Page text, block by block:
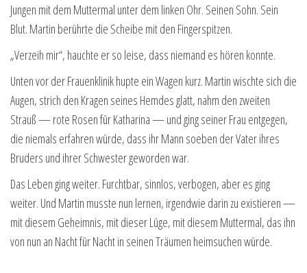
Jungen mit dem Muttermal unter dem linken Ohr. Seinen Sohn. Sein
Blut. Martin berührte die Scheibe mit den Fingerspitzen.
„Verzeih mir“, hauchte er so leise, dass niemand es hören konnte.
Unten vor der Frauenklinik hupte ein Wagen kurz. Martin wischte sich die
Augen, strich den Kragen seines Hemdes glatt, nahm den zweiten
Strauß — rote Rosen für Katharina — und ging seiner Frau entgegen,
die niemals erfahren würde, dass ihr Mann soeben der Vater ihres
Bruders und ihrer Schwester geworden war.
Das Leben ging weiter. Furchtbar, sinnlos, verbogen, aber es ging
weiter. Und Martin musste nun lernen, irgendwie darin zu existieren —
mit diesem Geheimnis, mit dieser Lüge, mit diesem Muttermal, das ihn
von nun an Nacht für Nacht in seinen Träumen heimsuchen würde.